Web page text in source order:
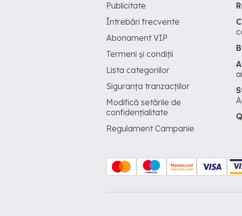
Publicitate
Întrebări frecvente
Abonament VIP
Termeni și condiții
Lista categoriilor
Siguranța tranzacțiilor
Modifică setările de
confidențialitate
Regulament Campanie